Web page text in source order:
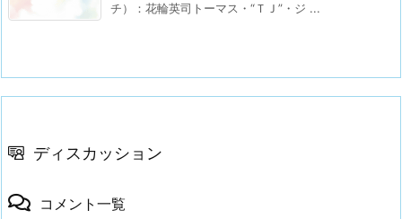
チ）：花輪英司トーマス・“ＴＪ”・ジ ...
ディスカッション
コメント一覧